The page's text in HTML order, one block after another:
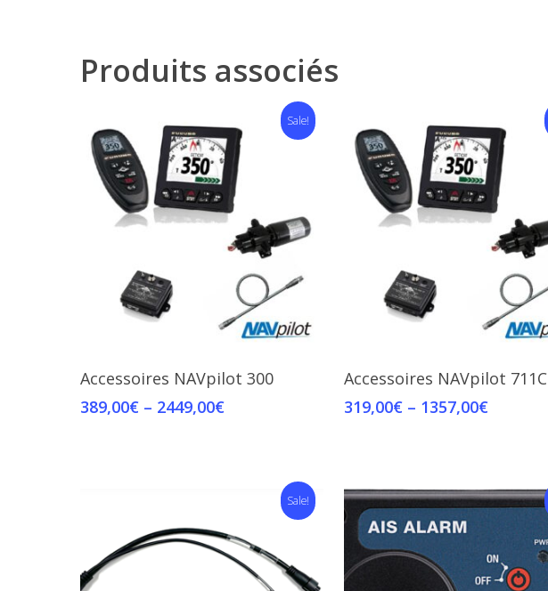
Produits associés
Sale!
Select Options
Accessoires NAVpilot 300
389,00€ – 2449,00€
Select Options
Accessoires NAVpilot 711C
319,00€ – 1357,00€
Sale!